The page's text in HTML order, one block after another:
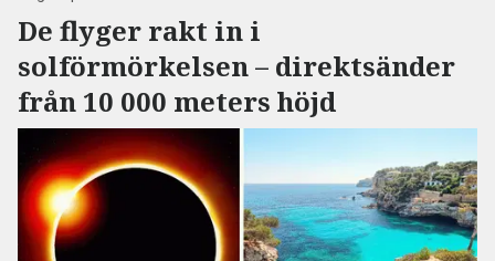
De flyger rakt in i
solförmörkelsen – direktsänder
från 10 000 meters höjd